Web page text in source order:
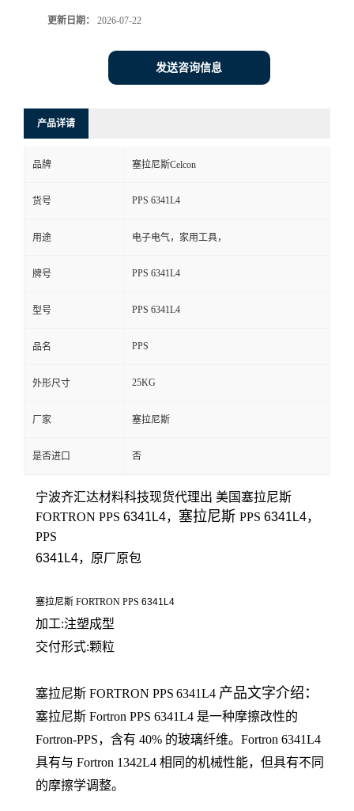
系
言
更新日期： 2026-07-22
发送咨询信息
产品详请
品牌 塞拉尼斯Celcon
货号 PPS 6341L4
用途 电子电气，家用工具，
牌号 PPS 6341L4
型号 PPS 6341L4
品名 PPS
外形尺寸 25KG
厂家 塞拉尼斯
是否进口 否
宁波齐汇达材料科技现货代理出 美国 塞拉尼斯
FORTRON PPS 6341L4， 塞拉尼斯 PPS 6341L4，
PPS
6341L4，原厂原包
塞拉尼斯 FORTRON PPS 6341L4
加工:注塑成型
交付形式:颗粒
塞拉尼斯 FORTRON PPS 6341L4 产品文字介绍：
塞拉尼斯 Fortron PPS 6341L4 是一种摩擦改性的
Fortron-PPS，含有 40% 的玻璃纤维。Fortron 6341L4
具有与 Fortron 1342L4 相同的机械性能，但具有不同
的摩擦学调整。